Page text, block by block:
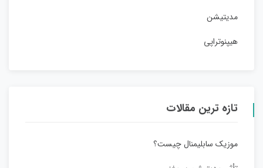
مدیتیشن
هیپنوتراپی
تازه ترین مقالات
موزیک سابلیمنال چیست؟